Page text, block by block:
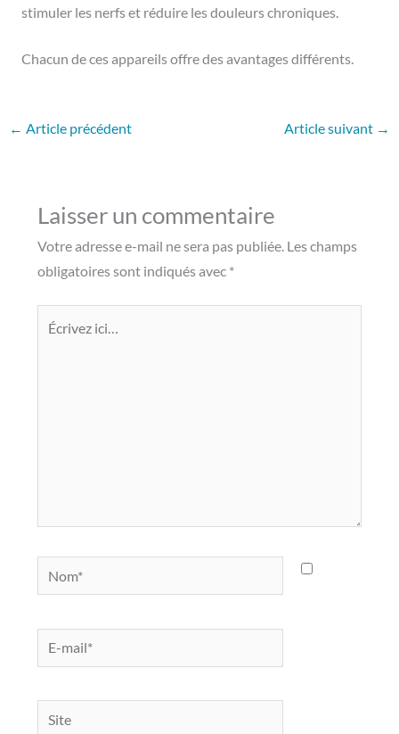
stimuler les nerfs et réduire les douleurs chroniques.
Chacun de ces appareils offre des avantages différents.
← Article précédent Article suivant →
Laisser un commentaire
Votre adresse e-mail ne sera pas publiée. Les champs
obligatoires sont indiqués avec *
Nom*
E-
mail*
Site